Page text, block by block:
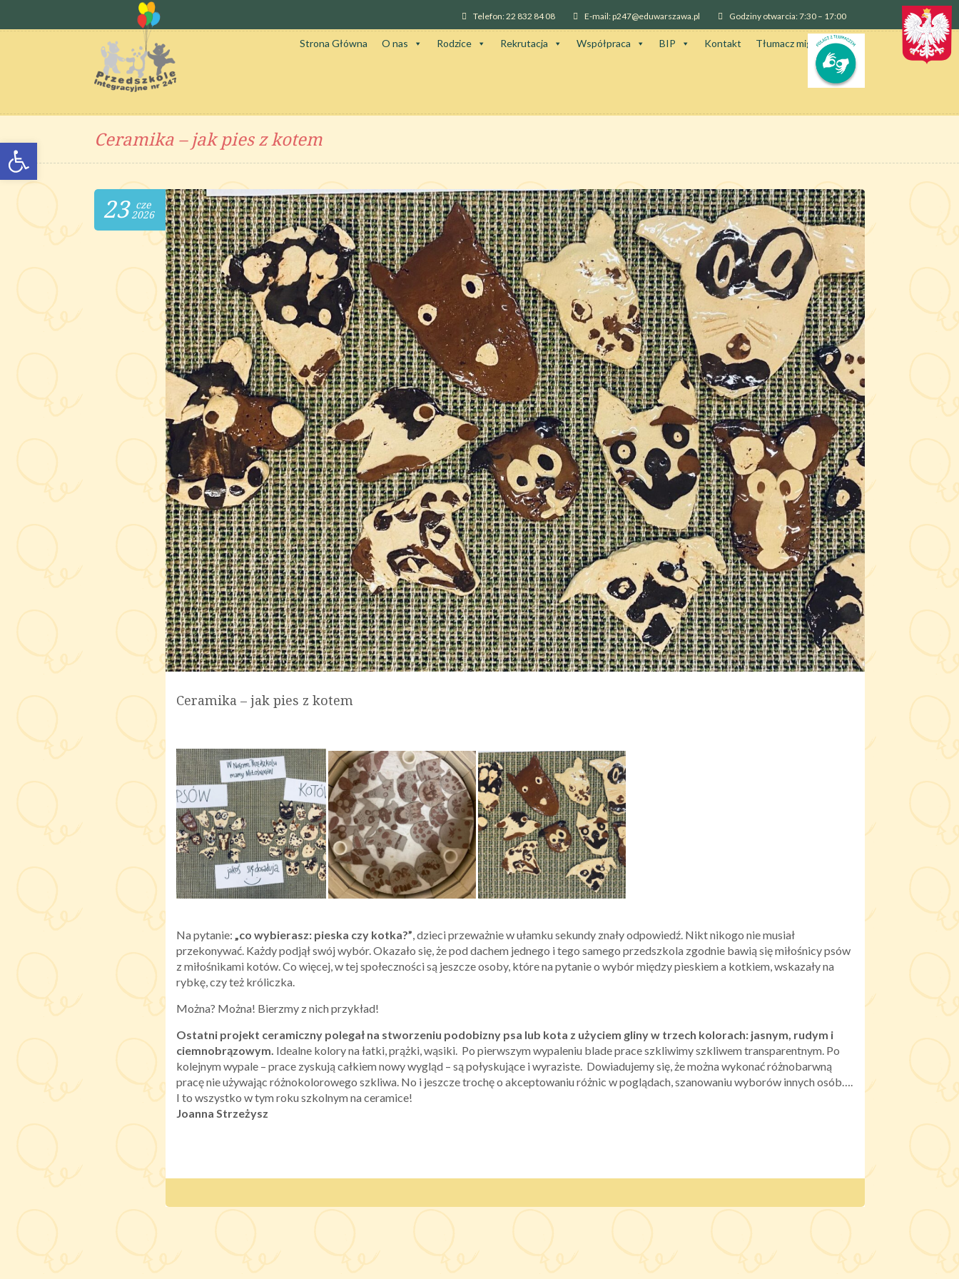
Otwórz pasek narzędzi
Telefon: 22 832 84 08 E-mail: p247@eduwarszawa.pl Godziny otwarcia: 7:30 – 17:00
Strona Główna O nas Rodzice Rekrutacja Współpraca BIP Kontakt Tłumacz migowy
Ceramika – jak pies z kotem
23
cze
2026
Ceramika – jak pies z kotem
Na pytanie: „co wybierasz: pieska czy kotka?”, dzieci przeważnie w ułamku sekundy znały odpowiedź. Nikt nikogo nie musiał
przekonywać. Każdy podjął swój wybór. Okazało się, że pod dachem jednego i tego samego przedszkola zgodnie bawią się miłośnicy psów
z miłośnikami kotów. Co więcej, w tej społeczności są jeszcze osoby, które na pytanie o wybór między pieskiem a kotkiem, wskazały na
rybkę, czy też króliczka.
Można? Można! Bierzmy z nich przykład!
Ostatni projekt ceramiczny polegał na stworzeniu podobizny psa lub kota z użyciem gliny w trzech kolorach: jasnym, rudym i
ciemnobrązowym. Idealne kolory na łatki, prążki, wąsiki. Po pierwszym wypaleniu blade prace szkliwimy szkliwem transparentnym. Po
kolejnym wypale – prace zyskują całkiem nowy wygląd – są połyskujące i wyraziste. Dowiadujemy się, że można wykonać różnobarwną
pracę nie używając różnokolorowego szkliwa. No i jeszcze trochę o akceptowaniu różnic w poglądach, szanowaniu wyborów innych osób….
I to wszystko w tym roku szkolnym na ceramice!
Joanna Strzeżysz